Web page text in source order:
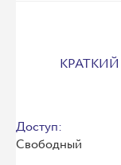
Доступ:
Свободный